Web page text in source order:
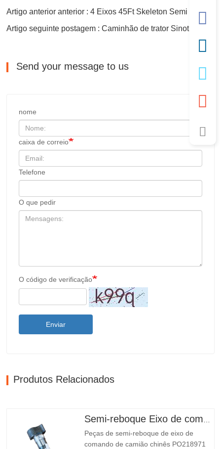
Artigo anterior anterior : 4 Eixos 45Ft Skeleton Semi Trailer
Send your message to us
nome
caixa de correio
Telefone
O que pedir
O código de verificação
Enviar
Produtos Relacionados
Peças de semi-reboque de eixo de
comando de camião chinês PO218971